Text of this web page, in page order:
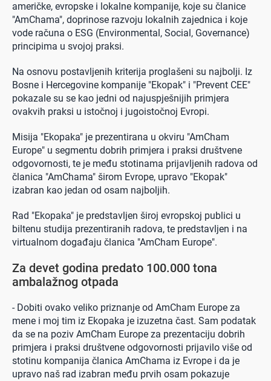
američke, evropske i lokalne kompanije, koje su članice
"AmChama", doprinose razvoju lokalnih zajednica i koje
vode računa o ESG (Environmental, Social, Governance)
principima u svojoj praksi.
Na osnovu postavljenih kriterija proglašeni su najbolji. Iz
Bosne i Hercegovine kompanije "Ekopak" i "Prevent CEE"
pokazale su se kao jedni od najuspješnijih primjera
ovakvih praksi u istočnoj i jugoistočnoj Evropi.
Misija "Ekopaka" je prezentirana u okviru "AmCham
Europe" u segmentu dobrih primjera i praksi društvene
odgovornosti, te je među stotinama prijavljenih radova od
članica "AmChama" širom Evrope, upravo "Ekopak"
izabran kao jedan od osam najboljih.
Rad "Ekopaka" je predstavljen široj evropskoj publici u
biltenu studija prezentiranih radova, te predstavljen i na
virtualnom događaju članica "AmCham Europe".
Za devet godina predato 100.000 tona
ambalažnog otpada
- Dobiti ovako veliko priznanje od AmCham Europe za
mene i moj tim iz Ekopaka je izuzetna čast. Sam podatak
da se na poziv AmCham Europe za prezentaciju dobrih
primjera i praksi društvene odgovornosti prijavilo više od
stotinu kompanija članica AmChama iz Evrope i da je
upravo naš rad izabran među prvih osam pokazuje